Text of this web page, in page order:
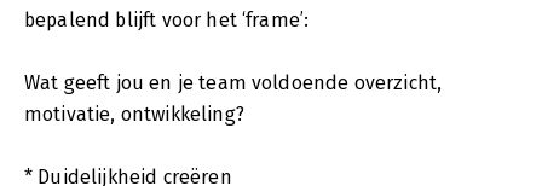
bepalend blijft voor het ‘frame’:
Wat geeft jou en je team voldoende overzicht,
motivatie, ontwikkeling?
* Duidelijkheid creëren